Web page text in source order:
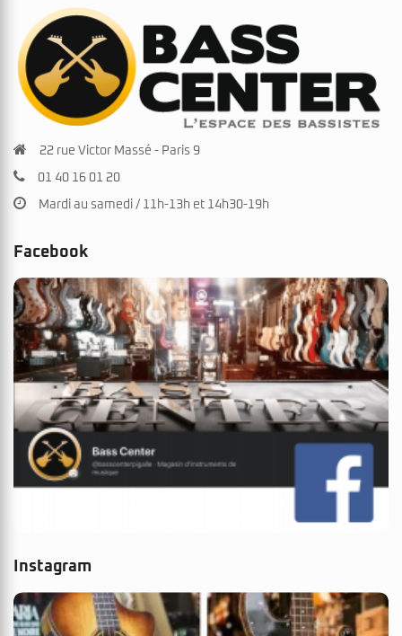
22 rue Victor Massé - Paris 9
01 40 16 01 20
Mardi au samedi / 11h-13h et 14h30-19h
Facebook
Instagram